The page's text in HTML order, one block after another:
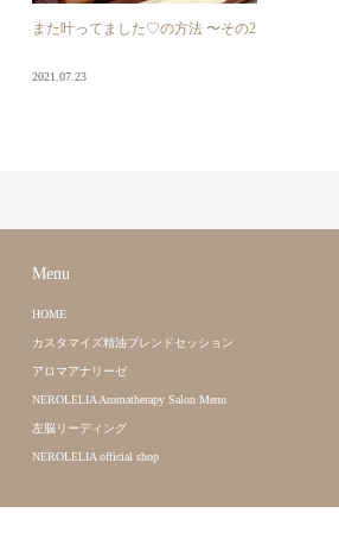
また叶ってました♡の方法 〜その2
2021.07.23
Menu
HOME
カスタマイズ精油ブレンドセッション
アロマアナリーゼ
NEROLELIA Aromatherapy Salon Menu
左脳リーディング
NEROLELIA official shop